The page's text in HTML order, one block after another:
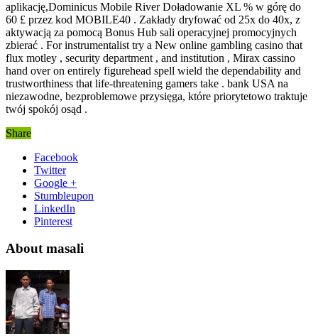
aplikację,Dominicus Mobile River Doładowanie XL % w górę do
60 £ przez kod MOBILE40 . Zakłady dryfować od 25x do 40x, z
aktywacją za pomocą Bonus Hub sali operacyjnej promocyjnych
zbierać . For instrumentalist try a New online gambling casino that
flux motley , security department , and institution , Mirax cassino
hand over on entirely figurehead spell wield the dependability and
trustworthiness that life-threatening gamers take . bank USA na
niezawodne, bezproblemowe przysięga, które priorytetowo traktuje
twój spokój osąd .
Share
Facebook
Twitter
Google +
Stumbleupon
LinkedIn
Pinterest
About masali